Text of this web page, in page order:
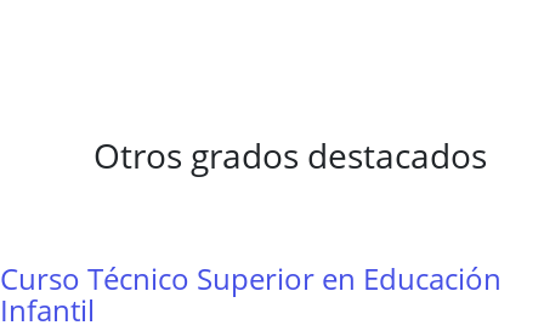
Otros grados destacados
Curso Técnico Superior en Educación
Infantil